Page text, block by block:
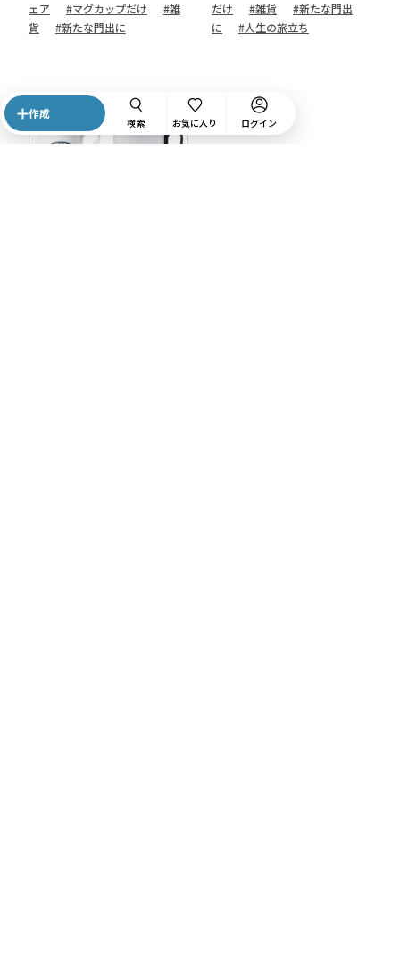
ェア
#マグカップだけ
#雑
貨
#新たな門出に
だけ
#雑貨
#新たな門出
に
#人生の旅立ち
作成
検索 お気に入り ログイン